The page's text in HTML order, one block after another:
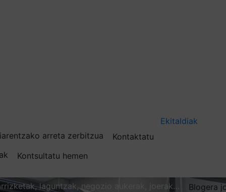
arreta zerbitzua
Kontaktatu
Kontsultatu hemen
Ekitaldiak
laguntzak, negozio aukerak, joerak… Blogera